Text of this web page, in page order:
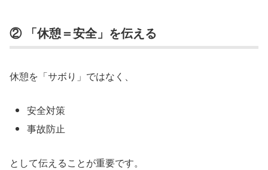
② 「休憩＝安全」を伝える
休憩を「サボり」ではなく、
安全対策
事故防止
として伝えることが重要です。